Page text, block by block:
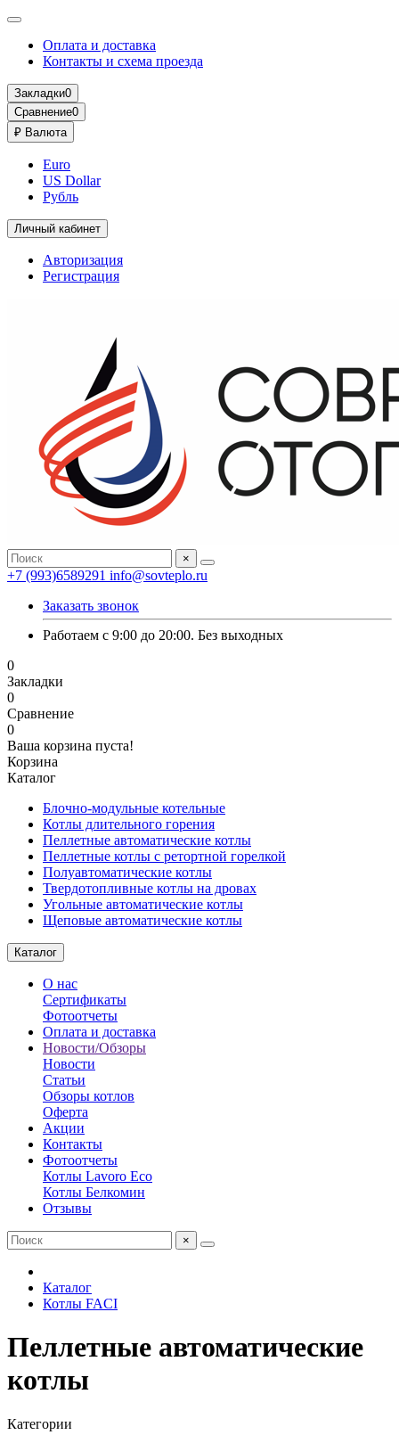
Оплата и доставка
Контакты и схема проезда
Закладки0
Сравнение0
₽ Валюта
Euro
US Dollar
Рубль
Личный кабинет
Авторизация
Регистрация
×
+7 (993)6589291 info@sovteplo.ru
Заказать звонок
Работаем с 9:00 до 20:00. Без выходных
0
Закладки
0
Сравнение
0
Ваша корзина пуста!
Корзина
Каталог
Блочно-модульные котельные
Котлы длительного горения
Пеллетные автоматические котлы
Пеллетные котлы с ретортной горелкой
Полуавтоматические котлы
Твердотопливные котлы на дровах
Угольные автоматические котлы
Щеповые автоматические котлы
Каталог
О нас
Сертификаты
Фотоотчеты
Оплата и доставка
Новости/Обзоры
Новости
Статьи
Обзоры котлов
Оферта
Акции
Контакты
Фотоотчеты
Котлы Lavoro Eco
Котлы Белкомин
Отзывы
×
Каталог
Котлы FACI
Пеллетные автоматические
котлы
Категории